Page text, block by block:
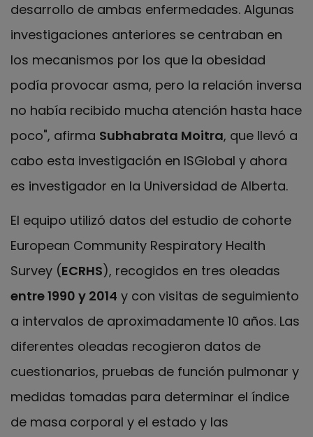
desarrollo de ambas enfermedades. Algunas
investigaciones anteriores se centraban en
los mecanismos por los que la obesidad
podía provocar asma, pero la relación inversa
no había recibido mucha atención hasta hace
poco", afirma Subhabrata Moitra, que llevó a
cabo esta investigación en ISGlobal y ahora
es investigador en la Universidad de Alberta.
El equipo utilizó datos del estudio de cohorte
European Community Respiratory Health
Survey (ECRHS), recogidos en tres oleadas
entre 1990 y 2014 y con visitas de seguimiento
a intervalos de aproximadamente 10 años. Las
diferentes oleadas recogieron datos de
cuestionarios, pruebas de función pulmonar y
medidas tomadas para determinar el índice
de masa corporal y el estado y las